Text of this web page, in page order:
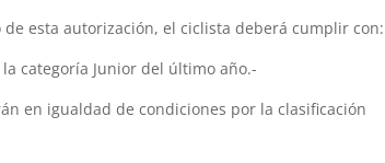
de esta autorización, el ciclista deberá cumplir con:
la categoría Junior del último año.-
en igualdad de condiciones por la clasificación